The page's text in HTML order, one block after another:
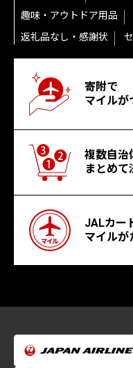
趣味・アウトドア用品
返礼品なし・感謝状
寄附で
マイルが
複数自治
まとめて
JALカー
マイルが